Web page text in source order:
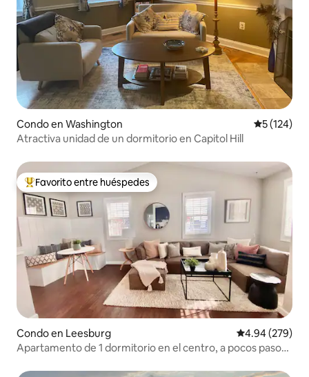
Condo en Washington
5 (124)
Atractiva unidad de un dormitorio en Capitol Hill
Favorito entre huéspedes preferido
Favorito entre huéspedes
Condo en Leesburg Calificación
4.94 (279)
Apartamento de 1 dormitorio en el centro, a pocos pasos